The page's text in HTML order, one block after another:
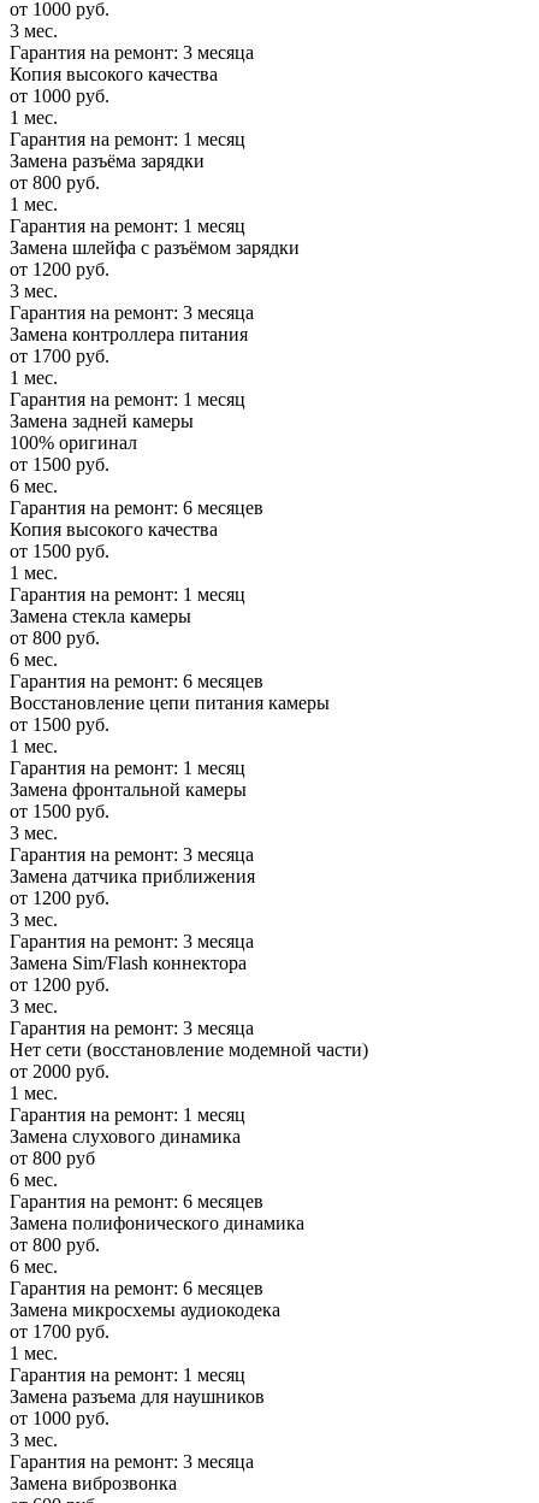
от 1000 руб.
3 мес.
Гарантия на ремонт: 3 месяца
Копия высокого качества
от 1000 руб.
1 мес.
Гарантия на ремонт: 1 месяц
Замена разъёма зарядки
от 800 руб.
1 мес.
Гарантия на ремонт: 1 месяц
Замена шлейфа с разъёмом зарядки
от 1200 руб.
3 мес.
Гарантия на ремонт: 3 месяца
Замена контроллера питания
от 1700 руб.
1 мес.
Гарантия на ремонт: 1 месяц
Замена задней камеры
100% оригинал
от 1500 руб.
6 мес.
Гарантия на ремонт: 6 месяцев
Копия высокого качества
от 1500 руб.
1 мес.
Гарантия на ремонт: 1 месяц
Замена стекла камеры
от 800 руб.
6 мес.
Гарантия на ремонт: 6 месяцев
Восстановление цепи питания камеры
от 1500 руб.
1 мес.
Гарантия на ремонт: 1 месяц
Замена фронтальной камеры
от 1500 руб.
3 мес.
Гарантия на ремонт: 3 месяца
Замена датчика приближения
от 1200 руб.
3 мес.
Гарантия на ремонт: 3 месяца
Замена Sim/Flash коннектора
от 1200 руб.
3 мес.
Гарантия на ремонт: 3 месяца
Нет сети (восстановление модемной части)
от 2000 руб.
1 мес.
Гарантия на ремонт: 1 месяц
Замена слухового динамика
от 800 руб
6 мес.
Гарантия на ремонт: 6 месяцев
Замена полифонического динамика
от 800 руб.
6 мес.
Гарантия на ремонт: 6 месяцев
Замена микросхемы аудиокодека
от 1700 руб.
1 мес.
Гарантия на ремонт: 1 месяц
Замена разъема для наушников
от 1000 руб.
3 мес.
Гарантия на ремонт: 3 месяца
Замена виброзвонка